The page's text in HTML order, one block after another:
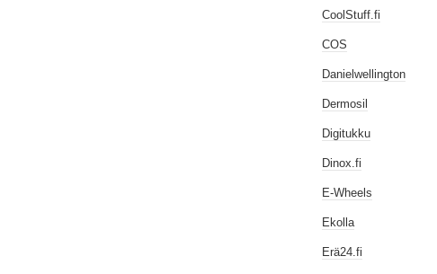
CoolStuff.fi
COS
Danielwellington
Dermosil
Digitukku
Dinox.fi
E-Wheels
Ekolla
Erä24.fi